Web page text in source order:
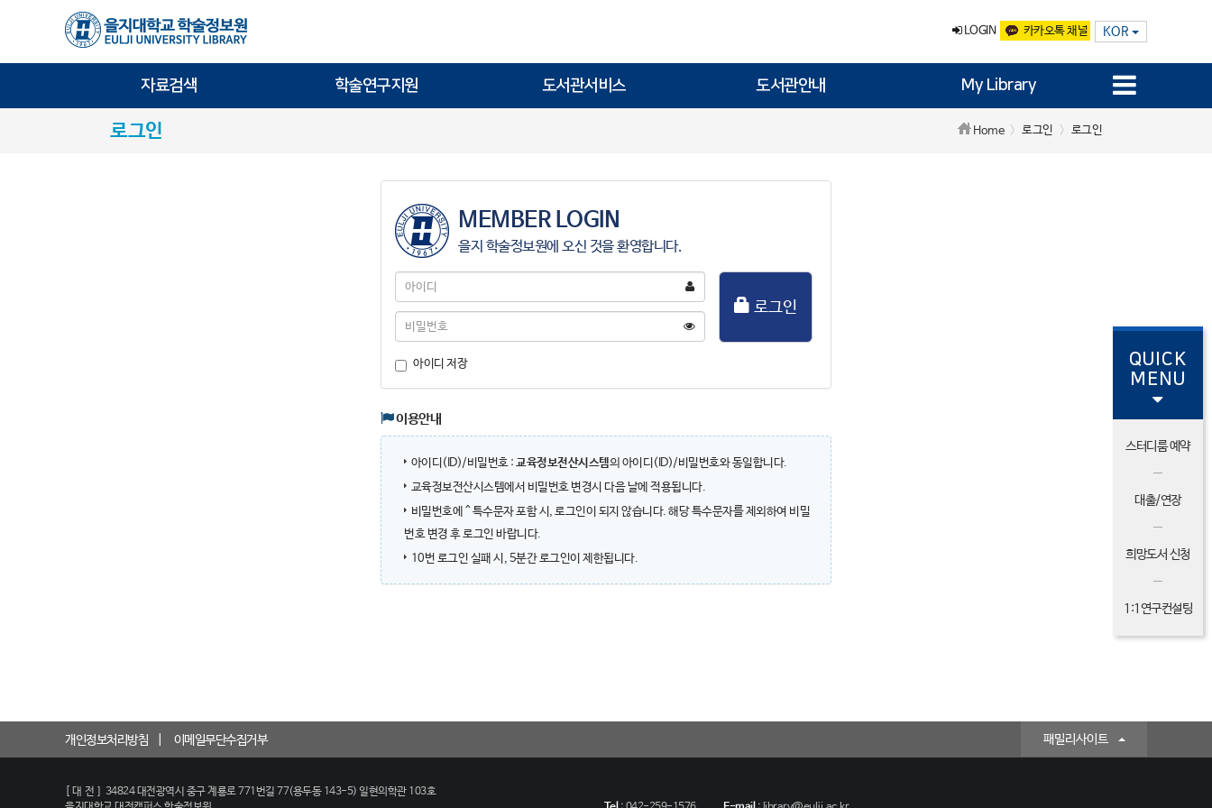
LOGIN 카카오톡 채널 KOR
자료검색 학술연구지원 도서관서비스 도서관안내 My Library
로그인 Home 로그인 로그인
MEMBER LOGIN
을지 학술정보원에 오신 것을 환영합니다.
아
디
비
호
로그인
아이디 저장
이용안내
아이디(ID)/비밀번호 : 교육정보전산시스템의 아이디(ID)/비밀번호와 동일합니다.
교육정보전산시스템에서 비밀번호 변경시 다음 날에 적용됩니다.
비밀번호에 ^ 특수문자 포함 시, 로그인이 되지 않습니다. 해당 특수문자를 제외하여 비밀
번호 변경 후 로그인 바랍니다.
10번 로그인 실패 시, 5분간 로그인이 제한됩니다.
QUICK
MENU
스터디룸 예약
대출/연장
희망도서 신청
1:1연구컨설팅
개인정보처리방침 이메일무단수집거부 패밀리사이트
[대전]
34824 대전광역시 중구 계룡로 771번길 77(용두동 143-5) 일현의학관 103호